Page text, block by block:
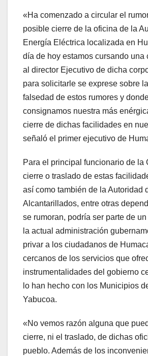
«Ha comenzado a circular el
posible cierre de la oficina de la
Energía Eléctrica localizada en
día de hoy estamos cursando una
al director Ejecutivo de dicha
para solicitarle se exprese sobre
falsedad de estos rumores y
consignamos nuestra más
cierre de dichas facilidades en
señaló el primer ejecutivo de
Para el principal funcionario de la
cierre o traslado de estas
así como también de la Autoridad
Alcantarillados, entre otras
se rumoran, podría ser parte de
la actual administración
privar a los ciudadanos de
cercanos de los servicios que
instrumentalidades del gobierno
lo han hecho con los Municipios
Yabucoa.
«No vemos razón alguna que
cierre, ni el traslado, de dichas
pueblo. Además de los